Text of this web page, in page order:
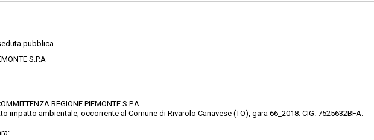
pubblica.
S.P.A
REGIONE PIEMONTE S.P.A
ambientale, occorrente al Comune di Rivarolo Canavese (TO), gara 66_2018. CIG. 7525632BFA.